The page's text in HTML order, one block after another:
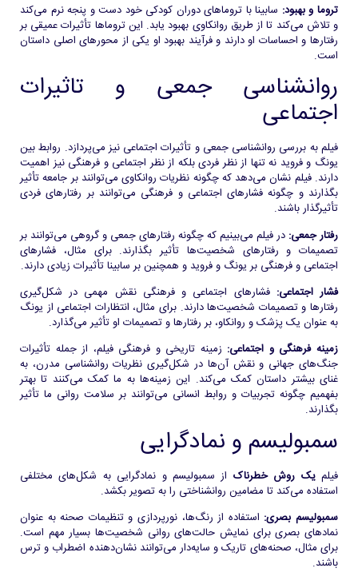
تروما و بهبود: سابینا با تروماهای دوران کودکی خود دست و پنجه نرم می‌کند
و تلاش می‌کند تا از طریق روانکاوی بهبود یابد. این تروماها تأثیرات عمیقی بر
رفتارها و احساسات او دارند و فرآیند بهبود او یکی از محورهای اصلی داستان
است.
روانشناسی جمعی و تاثیرات
اجتماعی
فیلم به بررسی روانشناسی جمعی و تأثیرات اجتماعی نیز می‌پردازد. روابط بین
یونگ و فروید نه تنها از نظر فردی بلکه از نظر اجتماعی و فرهنگی نیز اهمیت
دارند. فیلم نشان می‌دهد که چگونه نظریات روانکاوی می‌توانند بر جامعه تأثیر
بگذارند و چگونه فشارهای اجتماعی و فرهنگی می‌توانند بر رفتارهای فردی
تأثیرگذار باشند.
رفتار جمعی: در فیلم می‌بینیم که چگونه رفتارهای جمعی و گروهی می‌توانند بر
تصمیمات و رفتارهای شخصیت‌ها تأثیر بگذارند. برای مثال، فشارهای
اجتماعی و فرهنگی بر یونگ و فروید و همچنین بر سابینا تأثیرات زیادی دارند.
فشار اجتماعی: فشارهای اجتماعی و فرهنگی نقش مهمی در شکل‌گیری
رفتارها و تصمیمات شخصیت‌ها دارند. برای مثال، انتظارات اجتماعی از یونگ
به عنوان یک پزشک و روانکاو، بر رفتارها و تصمیمات او تأثیر می‌گذارد.
زمینه فرهنگی و اجتماعی: زمینه تاریخی و فرهنگی فیلم، از جمله تأثیرات
جنگ‌های جهانی و نقش آن‌ها در شکل‌گیری نظریات روانشناسی مدرن، به
غنای بیشتر داستان کمک می‌کند. این زمینه‌ها به ما کمک می‌کنند تا بهتر
بفهمیم چگونه تجربیات و روابط انسانی می‌توانند بر سلامت روانی ما تأثیر
بگذارند.
سمبولیسم و نمادگرایی
فیلمیک روش خطرناک از سمبولیسم و نمادگرایی به شکل‌های مختلفی
استفاده می‌کند تا مضامین روانشناختی را به تصویر بکشد.
سمبولیسم بصری: استفاده از رنگ‌ها، نورپردازی و تنظیمات صحنه به عنوان
نمادهای بصری برای نمایش حالت‌های روانی شخصیت‌ها بسیار مهم است.
برای مثال، صحنه‌های تاریک و سایه‌دار می‌توانند نشان‌دهنده اضطراب و ترس
باشند.